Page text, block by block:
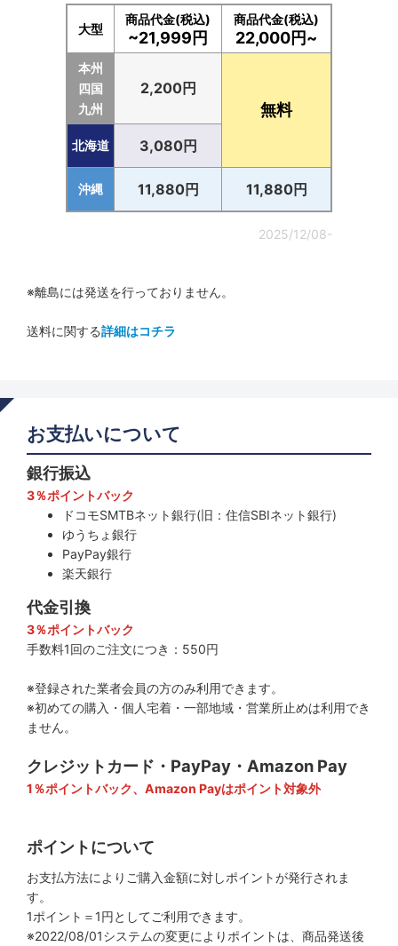
大型
商品代金(税込)
~21,999円
商品代金(税込)
22,000円~
本州
四国
九州
2,200円
無料
北海道 3,080円
沖縄 11,880円 11,880円
2025/12/08-
※離島には発送を行っておりません。
送料に関する詳細はコチラ
お支払いについて
銀行振込
3％ポイントバック
ドコモSMTBネット銀行(旧：住信SBIネット銀行)
ゆうちょ銀行
PayPay銀行
楽天銀行
代金引換
3％ポイントバック
手数料1回のご注文につき：550円
※登録された業者会員の方のみ利用できます。
※初めての購入・個人宅着・一部地域・営業所止めは利用でき
ません。
クレジットカード・PayPay・Amazon Pay
1％ポイントバック、Amazon Payはポイント対象外
ポイントについて
お支払方法によりご購入金額に対しポイントが発行されま
す。
1ポイント＝1円としてご利用できます。
※2022/08/01システムの変更によりポイントは、商品発送後